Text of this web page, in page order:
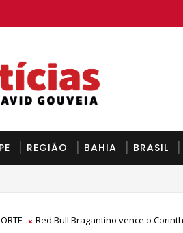
REGIÃO BAHIA BRASIL
Red Bull Bragantino vence o